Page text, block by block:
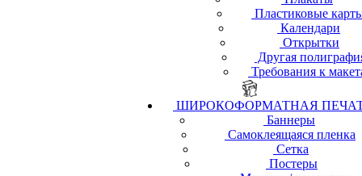
Пластиковые
Календари
Открытки
Другая
Требования к
ШИРОКОФОРМАТНАЯ
Баннеры
Самоклеящаяся пленка
Сетка
Постеры